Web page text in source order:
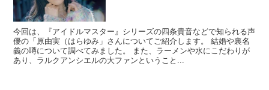
今回は、『アイドルマスター』シリーズの四条貴音などで知られる声
優の「原由実（はらゆみ」さんについてご紹介します。 結婚や裏名
義の噂について調べてみました。 また、ラーメンや水にこだわりが
あり、ラルクアンシエルの大ファンということ...